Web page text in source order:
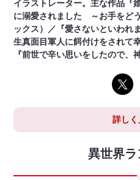
イラストレーター。主な作品『
に溺愛されました ～お手をど
ックス）／『愛さないといわれ
生真面目軍人に餌付けをされて
『前世で辛い思いをしたので、
詳し
異世界